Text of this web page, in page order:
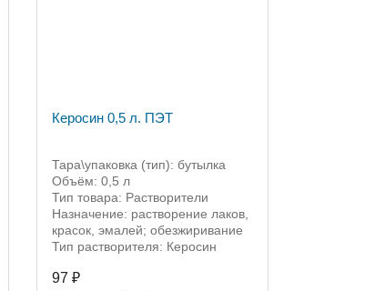
Керосин 0,5 л. ПЭТ
Тара\упаковка (тип): бутылка
Объём: 0,5 л
Тип товара: Растворители
Назначение: растворение лаков,
красок, эмалей; обезжиривание
Тип растворителя: Керосин
97 ₽